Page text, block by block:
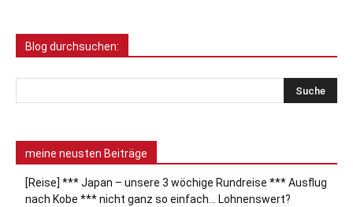
Blog durchsuchen:
meine neusten Beiträge
[Reise] *** Japan – unsere 3 wöchige Rundreise *** Ausflug
nach Kobe *** nicht ganz so einfach… Lohnenswert?